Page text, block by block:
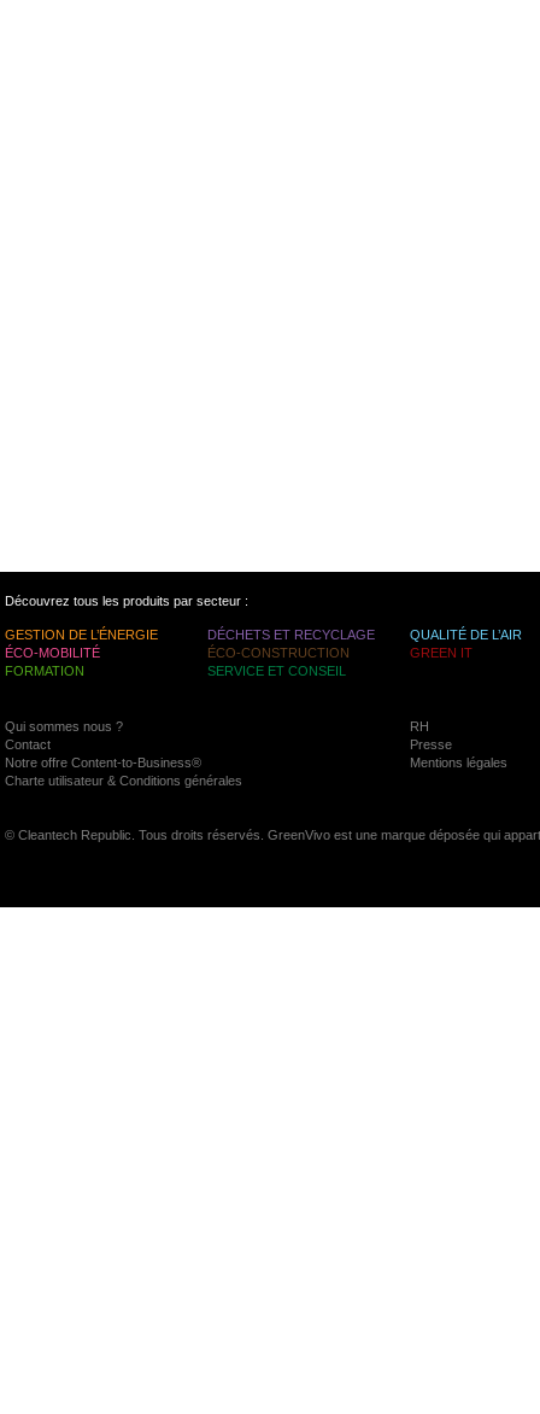
Découvrez tous les produits par secteur :
GESTION DE L’ÉNERGIE DÉCHETS ET RECYCLAGE
QUALITÉ DE L’AIR
ÉCO-MOBILITÉ
ÉCO-CONSTRUCTION
GREEN IT
FORMATION
SERVICE ET CONSEIL
Qui sommes nous ?
RH
Contact
Presse
Notre offre Content-to-Business®
Mentions légales
Charte utilisateur & Conditions générales
© Cleantech Republic. Tous droits réservés. GreenVivo est une marque déposée qui